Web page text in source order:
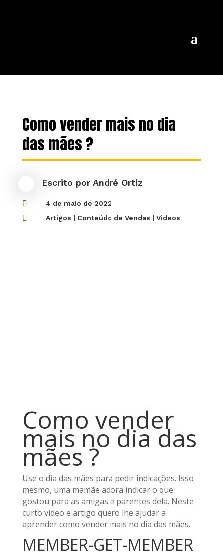
Como vender mais no dia
das mães ?
Escrito por André Ortiz
 4 de maio de 2022
 Artigos | Conteúdo de Vendas | Videos
Como vender
mais no dia das
mães ?
Use o dia das mães para pedir indicações. Isso
mesmo, uma mamãe adora indicar o que
gostou para as amigas e parentes dela. Neste
curto vídeo e artigo quero lhe ajudar a
aprender como vender mais no dia das mães.
MEMBER-GET-MEMBER